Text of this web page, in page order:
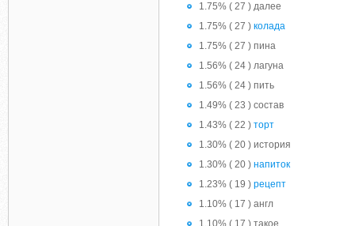
1.75% ( 27 ) далее
1.75% ( 27 ) колада
1.75% ( 27 ) пина
1.56% ( 24 ) лагуна
1.56% ( 24 ) пить
1.49% ( 23 ) состав
1.43% ( 22 ) торт
1.30% ( 20 ) история
1.30% ( 20 ) напиток
1.23% ( 19 ) рецепт
1.10% ( 17 ) англ
1.10% ( 17 ) такое